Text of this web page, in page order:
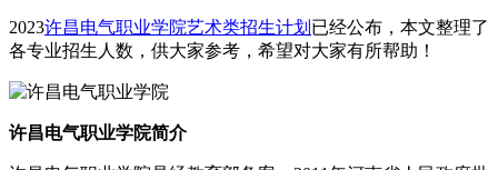
2023许昌电气职业学院艺术类招生计划 已经公布，本文整理了
各专业招生人数，供大家参考，希望对大家有所帮助！
许昌电气职业学院简介